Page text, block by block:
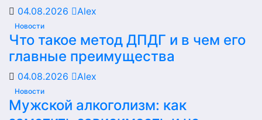
04.08.2026 Alex
Новости
Что такое метод ДПДГ и в чем его
главные преимущества
04.08.2026 Alex
Новости
Мужской алкоголизм: как